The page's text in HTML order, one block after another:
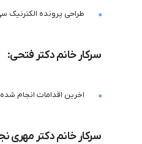
طراحی پرونده الکترنیک
سرکار خانم دکتر فتحی:
اخرین اقدامات انجام
سرکار خانم دکتر مهری